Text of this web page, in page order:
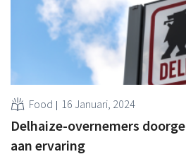
Food 16 Januari, 2024
Delhaize-overnemers
aan ervaring